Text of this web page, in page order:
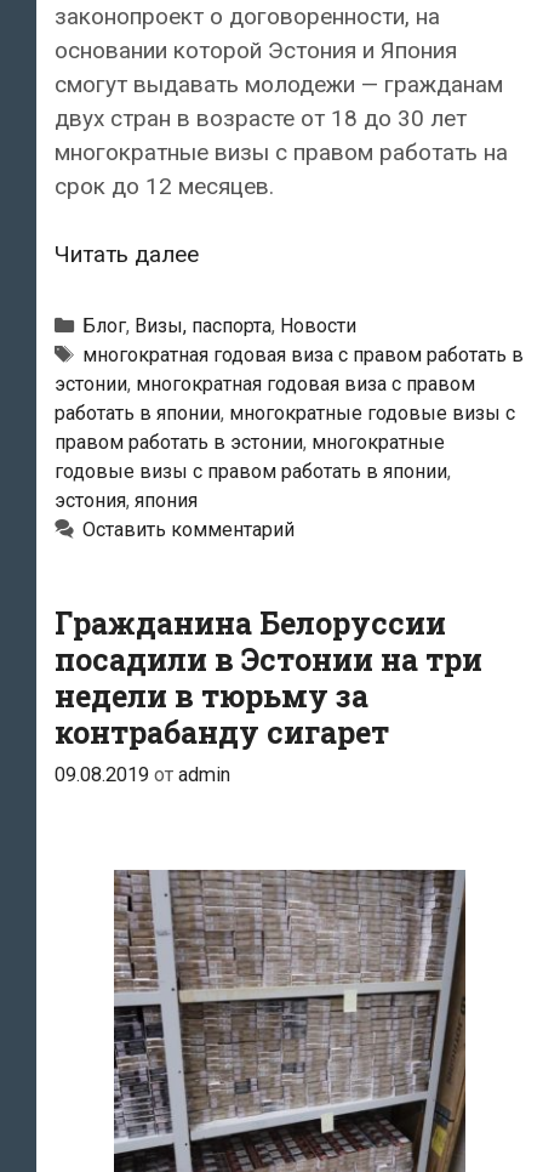
законопроект о договоренности, на
основании которой Эстония и Япония
смогут выдавать молодежи — гражданам
двух стран в возрасте от 18 до 30 лет
многократные визы с правом работать на
срок до 12 месяцев.
Читать далееЭстония
Япония
смогут
выдавать
молодежи
многократные
визы
с
Рубрики
Блог, Визы, паспорта, Новости
Метки
многократная годовая виза с правом работать в
эстонии, многократная годовая виза с правом
работать в японии, многократные годовые визы с
правом работать в эстонии, многократные
годовые визы с правом работать в японии,
эстония, япония
Оставить комментарий
Гражданина Белоруссии
посадили в Эстонии на три
недели в тюрьму за
контрабанду сигарет
09.08.2019 от admin